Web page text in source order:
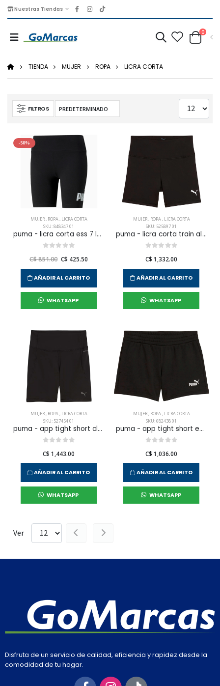
Nuestras Tiendas
0
TIENDA MUJER ROPA LICRA CORTA
FILTROS
-50%
MUJER, ROPA, LICRA CORTA
SKU: 848347 01
puma - licra corta ess 7 logo para mujer
C$ 851.00 C$ 425.50
AÑADIR AL CARRITO
WHATSAPP
MUJER, ROPA, LICRA CORTA
SKU: 525897 01
puma - licra corta train all day para mujer
C$ 1,332.00
AÑADIR AL CARRITO
WHATSAPP
MUJER, ROPA, LICRA CORTA
SKU: 527454 01
puma - app tight short cloudspun short tight hw 6 wmn
C$ 1,443.00
AÑADIR AL CARRITO
WHATSAPP
MUJER, ROPA, LICRA CORTA
SKU: 682438 01
puma - app tight short ess small no. 1 logo 4 tr wmn
C$ 1,036.00
AÑADIR AL CARRITO
WHATSAPP
Ver
Disfruta de un servicio de calidad, eficiencia y rapidez desde la
comodidad de tu hogar.